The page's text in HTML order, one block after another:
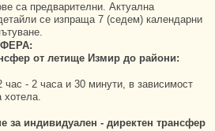
са предварителни. Актуална
се изпраща 7 (седем) календарни
от летище Измир до райони:
- 2 часа и 30 минути, в зависимост
хотела.
за индивидуален - директен трансфер